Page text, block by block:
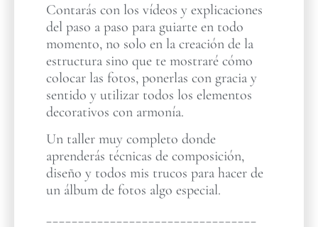
Contarás con los vídeos y explicaciones
del paso a paso para guiarte en todo
momento, no solo en la creación de la
estructura sino que te mostraré cómo
colocar las fotos, ponerlas con gracia y
sentido y utilizar todos los elementos
decorativos con armonía.
Un taller muy completo donde
aprenderás técnicas de composición,
diseño y todos mis trucos para hacer de
un álbum de fotos algo especial.
_________________________________